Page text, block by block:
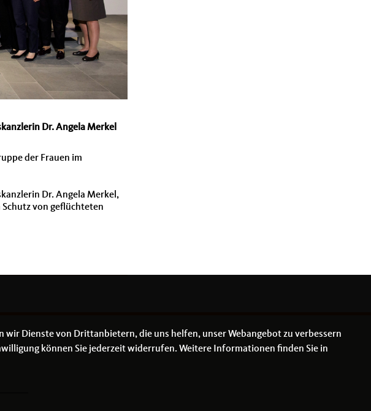
Dr. Angela Merkel
der Frauen im
Dr. Angela Merkel,
von geflüchteten
Dienste von Drittanbietern, die uns helfen, unser Webangebot zu verbessern
können Sie jederzeit widerrufen. Weitere Informationen finden Sie in